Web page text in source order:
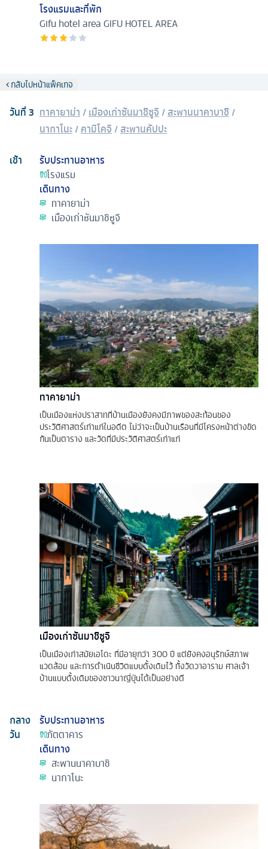
โรงแรมและที่พัก
Gifu hotel areaGIFU HOTEL AREA
กลับไปหน้าแพ็คเกจ
วันที่3 ทาคายาม่า /เมืองเก่าซันมาชิซูจิ /สะพานนาคาบาชิ /
นากาโนะ/คามิโคจิ /สะพานคัปปะ
เช้า
รับประทานอาหาร
โรงแรม
เดินทาง
ทาคายาม่า
เมืองเก่าซันมาชิซูจิ
ทาคายาม่า
เป็นเมืองแห่งปราสาทที่บ้านเมืองยังคงมีภาพของสะท้อนของ
ประวัติศาสตร์เก่าแก่ในอดีต ไม่ว่าจะเป็นบ้านเรือนที่มีโครงหน้าต่างขัด
กันเป็นตาราง และวัดที่มีประวัติศาสตร์เก่าแก่
เมืองเก่าซันมาชิซูจิ
เป็นเมืองเก่าสมัยเอโดะ ที่มีอายุกว่า 300 ปี แต่ยังคงอนุรักษ์สภาพ
แวดล้อม และการดำเนินชีวิตแบบดั้งเดิมไว้ ทั้งวัดวาอาราม ศาลเจ้า
บ้านแบบดั้งเดิมของชาวนาญี่ปุ่นได้เป็นอย่างดี
กลาง
วัน
รับประทานอาหาร
ภัตตาคาร
เดินทาง
สะพานนาคาบาชิ
นากาโนะ